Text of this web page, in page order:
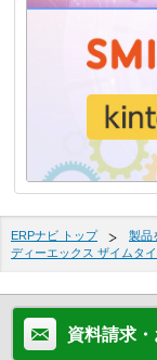
ERPナビ トップ 製品
ディーエックス ザイムタイ
資料請求